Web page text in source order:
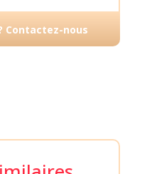
Contactez-nous